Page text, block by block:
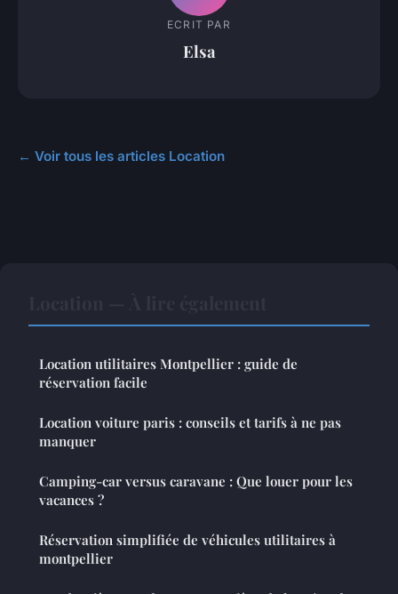
ECRIT PAR
Elsa
← Voir tous les articles Location
Location utilitaires Montpellier : guide de
réservation facile
Location voiture paris : conseils et tarifs à ne pas
manquer
Camping-car versus caravane : Que louer pour les
vacances ?
Réservation simplifiée de véhicules utilitaires à
montpellier